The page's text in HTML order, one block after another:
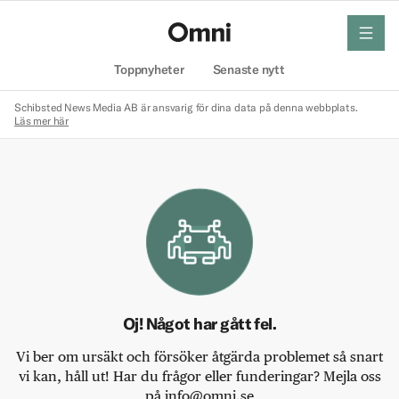
Toppnyheter Senaste nytt
meny
Schibsted News Media AB är ansvarig för dina data på denna webbplats.
Läs mer här
Oj! Något har gått fel.
Vi ber om ursäkt och försöker åtgärda problemet så snart
vi kan, håll ut! Har du frågor eller funderingar? Mejla oss